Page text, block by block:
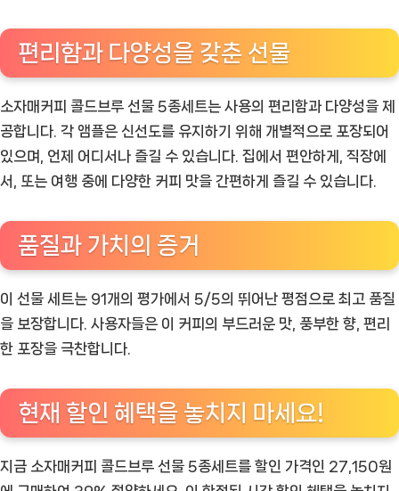
편리함과 다양성을 갖춘 선물
소자매커피 콜드브루 선물 5종세트는 사용의 편리함과 다양성을 제
공합니다. 각 앰플은 신선도를 유지하기 위해 개별적으로 포장되어
있으며, 언제 어디서나 즐길 수 있습니다. 집에서 편안하게, 직장에
서, 또는 여행 중에 다양한 커피 맛을 간편하게 즐길 수 있습니다.
품질과 가치의 증거
이 선물 세트는 91개의 평가에서 5/5의 뛰어난 평점으로 최고 품질
을 보장합니다. 사용자들은 이 커피의 부드러운 맛, 풍부한 향, 편리
한 포장을 극찬합니다.
현재 할인 혜택을 놓치지 마세요!
지금 소자매커피 콜드브루 선물 5종세트를 할인 가격인 27,150원